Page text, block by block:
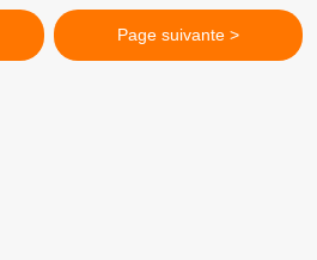
Page suivante >